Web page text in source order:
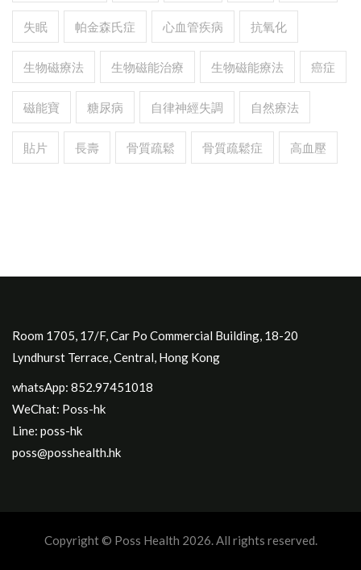
失眠 帕金森氏症 心血管疾病 抗氧化
生物磁療法 生物磁能治療 生物磁能療法 癌症
磁能寶 糖尿病 自律神經失調 自然療法
貼片 長壽 骨質疏鬆 骨質疏鬆症 高血壓
Room 1705, 17/F, Car Po Commercial Building, 18-20
Lyndhurst Terrace, Central, Hong Kong
whatsApp: 852.97451018
WeChat: Poss-hk
Line: poss-hk
poss@posshealth.hk
Copyright © Poss Health 2026. All rights reserved.